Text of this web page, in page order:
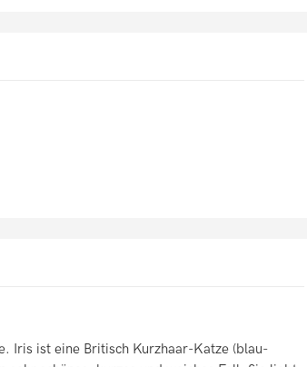
Iris ist eine Britisch Kurzhaar-Katze (blau-